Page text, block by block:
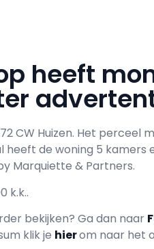
heeft
CW Huizen. Het perceel
heeft de woning 5 kamers
Marquiette & Partners.
k.k..
bekijken? Ga dan naar
klik je hierom naar het